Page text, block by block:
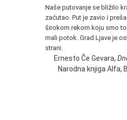
Naše putovanje se bližilo
zaćutao. Put je zavio i
širokom rekom koju smo
mali potok. Grad Ljave je
strani.
Ernesto Če Gevara,
Narodna knjiga Alfa,